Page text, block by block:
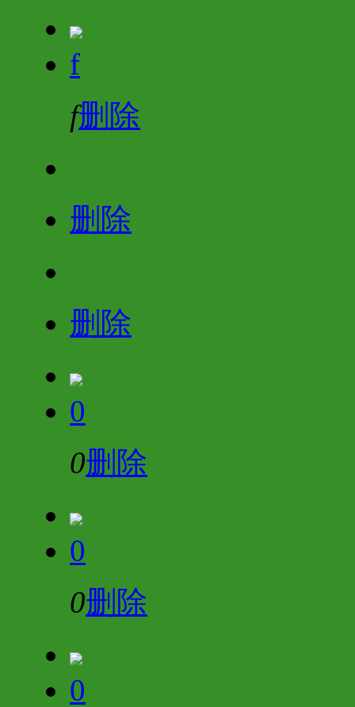
f
f删除
删除
删除
0
0删除
0
0删除
0